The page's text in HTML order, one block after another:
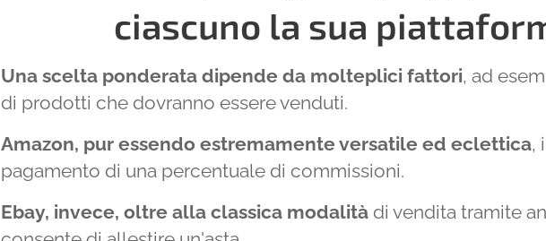
ciascuno la sua
Una scelta ponderata dipende da molteplici fattori, ad
di prodotti che dovranno essere venduti.
Amazon, pur essendo estremamente versatile ed eclettica,
pagamento di una percentuale di commissioni.
Ebay, invece, oltre alla classica modalitàdi vendita tramite